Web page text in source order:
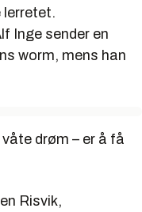
lerretet.
Inge sender en
worm, mens han
drøm – er å få
Risvik,